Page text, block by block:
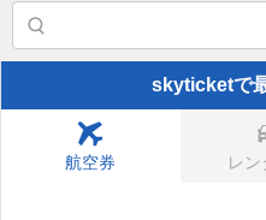
skyticketで
航空券 レン